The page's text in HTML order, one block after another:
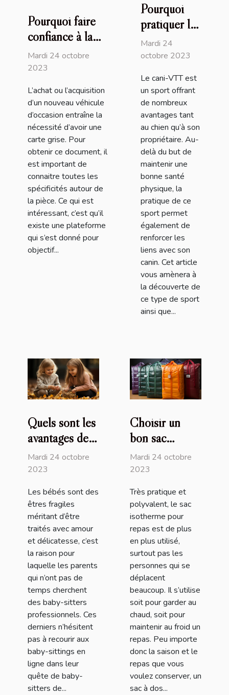
Pourquoi faire
confiance à la
plateforme
Immatriculer.com
Mardi 24 octobre
2023
L’achat ou l’acquisition
d’un nouveau véhicule
d’occasion entraîne la
nécessité d’avoir une
carte grise. Pour
obtenir ce document, il
est important de
connaitre toutes les
spécificités autour de
la pièce. Ce qui est
intéressant, c’est qu’il
existe une plateforme
qui s’est donné pour
objectif...
Pourquoi
pratiquer le
cani-VTT
avec son
Mardi 24
octobre 2023
Le cani-VTT est
un sport offrant
de nombreux
avantages tant
au chien qu’à son
propriétaire. Au-
delà du but de
maintenir une
bonne santé
physique, la
pratique de ce
sport permet
également de
renforcer les
liens avec son
canin. Cet article
vous amènera à
la découverte de
ce type de sport
ainsi que...
Quels sont les
avantages de
recourir au
service de
baby-sitting
en ligne de
Nounou Top ?
Mardi 24 octobre
2023
Les bébés sont des
êtres fragiles
méritant d’être
traités avec amour
et délicatesse, c’est
la raison pour
laquelle les parents
qui n’ont pas de
temps cherchent
des baby-sitters
professionnels. Ces
derniers n’hésitent
pas à recourir aux
baby-sittings en
ligne dans leur
quête de baby-
sitters de...
Choisir un
bon sac
isotherme :
comment s’y
prendre ?
Mardi 24 octobre
2023
Très pratique et
polyvalent, le sac
isotherme pour
repas est de plus
en plus utilisé,
surtout pas les
personnes qui se
déplacent
beaucoup. Il s’utilise
soit pour garder au
chaud, soit pour
maintenir au froid un
repas. Peu importe
donc la saison et le
repas que vous
voulez conserver, un
sac à dos...